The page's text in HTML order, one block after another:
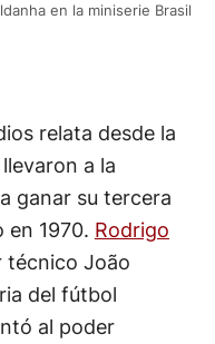
en la miniserie Brasil
relata desde la
a la
ganar su tercera
en 1970. Rodrigo
técnico João
del fútbol
al poder